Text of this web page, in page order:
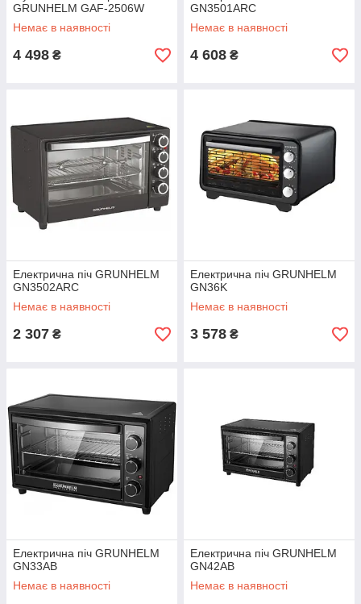
GRUNHELM GAF-2506W
Немає в наявності
4 498 ₴
GN3501ARC
Немає в наявності
4 608 ₴
Електрична піч GRUNHELM
GN3502ARC
Немає в наявності
2 307 ₴
Електрична піч GRUNHELM
GN36K
Немає в наявності
3 578 ₴
Електрична піч GRUNHELM
GN33AВ
Немає в наявності
Електрична піч GRUNHELM
GN42AВ
Немає в наявності